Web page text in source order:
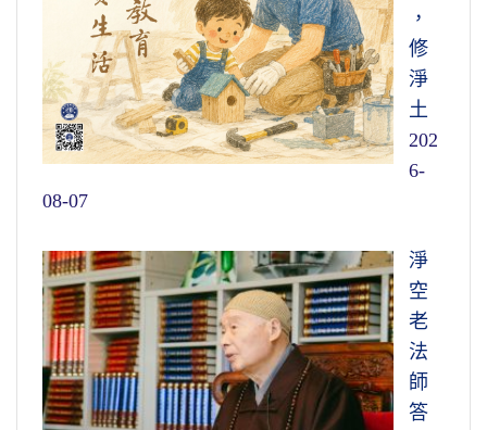
，
修
淨
土
202
6-
08-07
淨
空
老
法
師
答